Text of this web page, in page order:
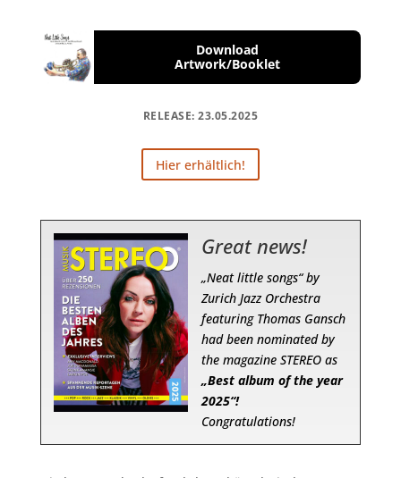
Download
Artwork/Booklet
RELEASE: 23.05.2025
Hier erhältlich!
Great news!
„Neat little songs“ by
Zurich Jazz Orchestra
featuring Thomas Gansch
had been nominated by
the magazine STEREO as
„Best album of the year
2025“!
Congratulations!